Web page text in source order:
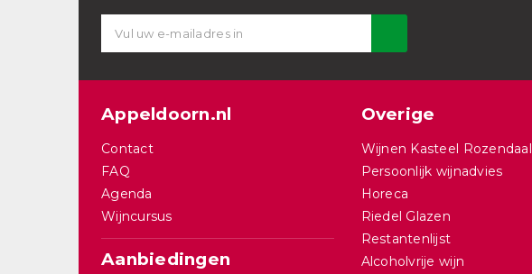
Appeldoorn.nl
Contact
FAQ
Agenda
Wijncursus
Aanbiedingen
Overige
Wijnen Kasteel Rozendaal
Persoonlijk wijnadvies
Horeca
Riedel Glazen
Restantenlijst
Alcoholvrije wijn